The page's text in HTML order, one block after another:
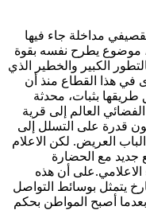
موضوع يطرح نفسه بقوة
الكبير والخطير الذي
في هذا القطاع منذ أن
طريقها بثبات، محدثة
العالم إلى قرية
قدرة على التسلل إلى
العريض. لكن الاعلام
جديد مع الحضارة
الاعلامي.على أن هذه
يتمثل بوسائط التواصل
أصبح المواطن بحكم